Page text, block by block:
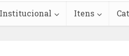
Institucional Itens